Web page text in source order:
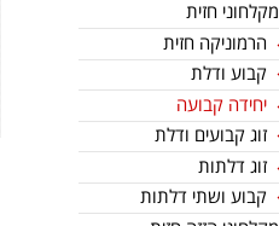
מקלחוני חזית
הרמוניקה חזית
קבוע ודלת
יחידה קבועה
זוג קבועים ודלת
זוג דלתות
קבוע ושתי דלתות